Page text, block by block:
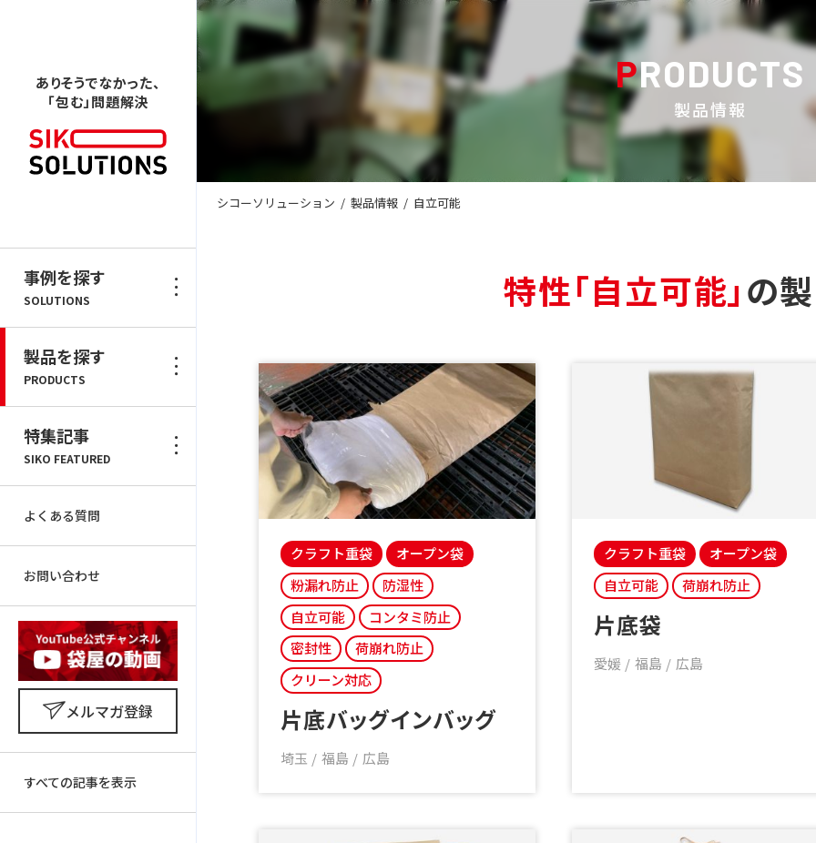
ありそうでなかった、
「包む」問題解決
事例を探す
SOLUTIONS
製品を探す
PRODUCTS
特集記事
SIKO FEATURED
よくある質問
お問い合わせ
メルマガ登録
すべての記事を表示
PRODUCTS
製品情報
シコーソリューション / 製品情報 / 自立可能
特性「自立可能」の
クラフト重袋
オープン袋
粉漏れ防止
防湿性
自立可能
コンタミ防止
密封性
荷崩れ防止
クリーン対応
片底バッグインバッグ
埼玉 福島 広島
クラフト重袋
オープン袋
自立可能
荷崩れ防止
片底袋
愛媛 福島 広島